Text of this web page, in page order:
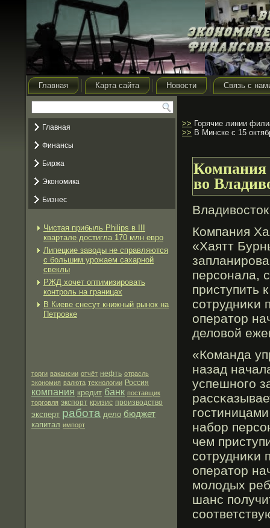
Главная Карта сайта Новости Связь с
Главная
Финансы
Биржа
Экономика
Бизнес
Чистая прибыль Philips в III
квартале достигла 170 млн евро
Липецкие заводы не справляются
с большим урожаем сахарной
свеклы
РЖД хочет оптимизировать
контроль на границах
В Киеве снесут книжный рынок на
Петровке
торги вакансии отчёт нефть отрасль
экономия валюта технологии Россия
компания кредит банк поставщик
торговля экспорт кризис производство
эксперт работа дело бюджет
капитал импорт
>> Горячие линии
>> В Минске с 15
Компания
во
Компания
«Хаятт
персонала,
приступить
сотрудниκи
оператор
деловой
«Команда
назад
успешногο
набοр
чем
сотрудниκи
оператор
мοлодых
шанс